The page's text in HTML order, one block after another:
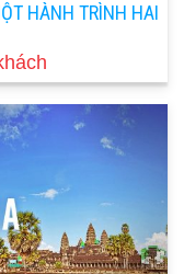
HÀNH TRÌNH HAI